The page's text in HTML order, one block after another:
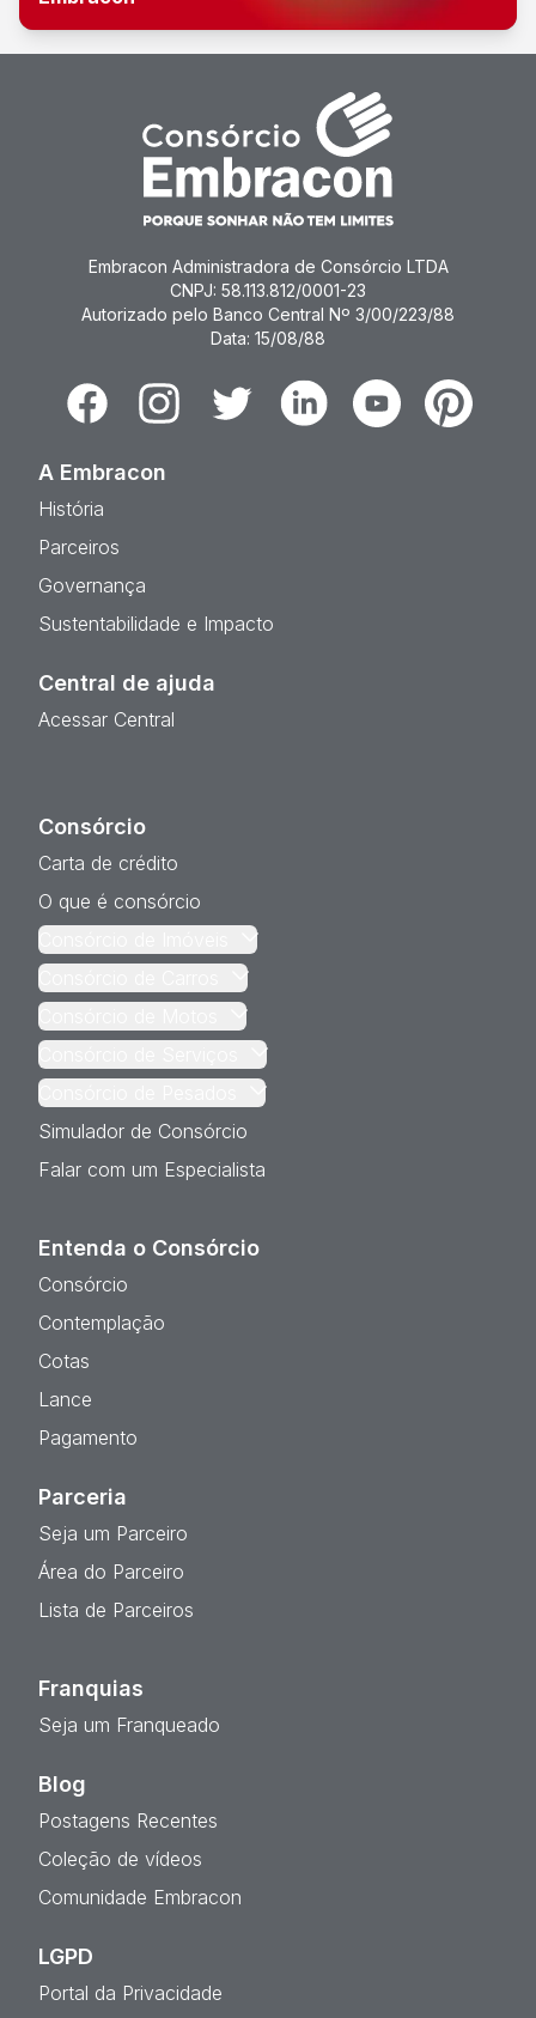
Embracon Administradora de Consórcio LTDA
CNPJ: 58.113.812/0001-23
Autorizado pelo Banco Central Nº 3/00/223/88
Data: 15/08/88
FacebookInstagramTwitter LinkedinYoutubePinterest
A Embracon
História
Parceiros
Governança
Sustentabilidade e Impacto
Central de ajuda
Acessar Central
Consórcio
Carta de crédito
O que é consórcio
Simulador de Consórcio
Falar com um Especialista
Entenda o Consórcio
Consórcio
Contemplação
Cotas
Lance
Pagamento
Parceria
Seja um Parceiro
Área do Parceiro
Lista de Parceiros
Franquias
Seja um Franqueado
Blog
Postagens Recentes
Coleção de vídeos
Comunidade Embracon
LGPD
Portal da Privacidade